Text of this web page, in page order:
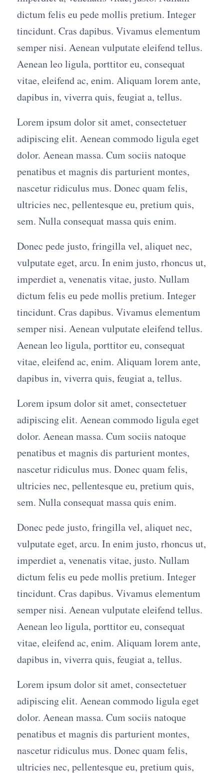
dictum felis eu pede mollis pretium. Integer
tincidunt. Cras dapibus. Vivamus elementum
semper nisi. Aenean vulputate eleifend tellus.
Aenean leo ligula, porttitor eu, consequat
vitae, eleifend ac, enim. Aliquam lorem ante,
dapibus in, viverra quis, feugiat a, tellus.
Lorem ipsum dolor sit amet, consectetuer
adipiscing elit. Aenean commodo ligula eget
dolor. Aenean massa. Cum sociis natoque
penatibus et magnis dis parturient montes,
nascetur ridiculus mus. Donec quam felis,
ultricies nec, pellentesque eu, pretium quis,
sem. Nulla consequat massa quis enim.
Donec pede justo, fringilla vel, aliquet nec,
vulputate eget, arcu. In enim justo, rhoncus ut,
imperdiet a, venenatis vitae, justo. Nullam
dictum felis eu pede mollis pretium. Integer
tincidunt. Cras dapibus. Vivamus elementum
semper nisi. Aenean vulputate eleifend tellus.
Aenean leo ligula, porttitor eu, consequat
vitae, eleifend ac, enim. Aliquam lorem ante,
dapibus in, viverra quis, feugiat a, tellus.
Lorem ipsum dolor sit amet, consectetuer
adipiscing elit. Aenean commodo ligula eget
dolor. Aenean massa. Cum sociis natoque
penatibus et magnis dis parturient montes,
nascetur ridiculus mus. Donec quam felis,
ultricies nec, pellentesque eu, pretium quis,
sem. Nulla consequat massa quis enim.
Donec pede justo, fringilla vel, aliquet nec,
vulputate eget, arcu. In enim justo, rhoncus ut,
imperdiet a, venenatis vitae, justo. Nullam
dictum felis eu pede mollis pretium. Integer
tincidunt. Cras dapibus. Vivamus elementum
semper nisi. Aenean vulputate eleifend tellus.
Aenean leo ligula, porttitor eu, consequat
vitae, eleifend ac, enim. Aliquam lorem ante,
dapibus in, viverra quis, feugiat a, tellus.
Lorem ipsum dolor sit amet, consectetuer
adipiscing elit. Aenean commodo ligula eget
dolor. Aenean massa. Cum sociis natoque
penatibus et magnis dis parturient montes,
nascetur ridiculus mus. Donec quam felis,
ultricies nec, pellentesque eu, pretium quis,